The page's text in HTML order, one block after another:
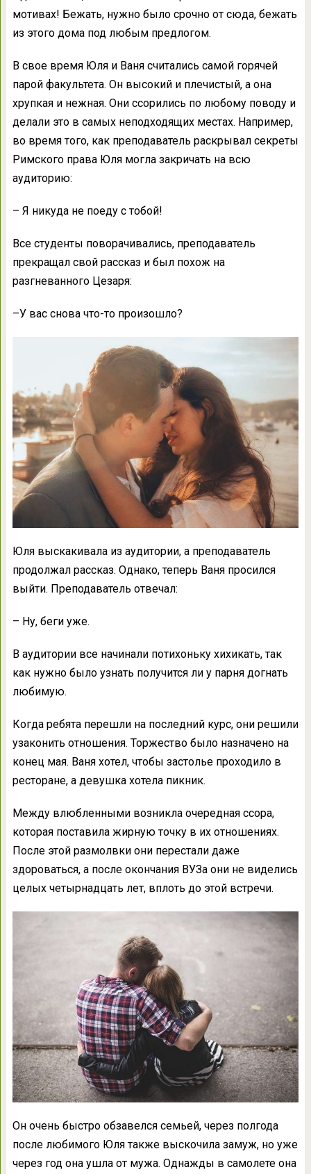
мотивах! Бежать, нужно было срочно от сюда, бежать
из этого дома под любым предлогом.
В свое время Юля и Ваня считались самой горячей
парой факультета. Он высокий и плечистый, а она
хрупкая и нежная. Они ссорились по любому поводу и
делали это в самых неподходящих местах. Например,
во время того, как преподаватель раскрывал секреты
Римского права Юля могла закричать на всю
аудиторию:
– Я никуда не поеду с тобой!
Все студенты поворачивались, преподаватель
прекращал свой рассказ и был похож на
разгневанного Цезаря:
–У вас снова что-то произошло?
Юля выскакивала из аудитории, а преподаватель
продолжал рассказ. Однако, теперь Ваня просился
выйти. Преподаватель отвечал:
– Ну, беги уже.
В аудитории все начинали потихоньку хихикать, так
как нужно было узнать получится ли у парня догнать
любимую.
Когда ребята перешли на последний курс, они решили
узаконить отношения. Торжество было назначено на
конец мая. Ваня хотел, чтобы застолье проходило в
ресторане, а девушка хотела пикник.
Между влюбленными возникла очередная ссора,
которая поставила жирную точку в их отношениях.
После этой размолвки они перестали даже
здороваться, а после окончания ВУЗа они не виделись
целых четырнадцать лет, вплоть до этой встречи.
Он очень быстро обзавелся семьей, через полгода
после любимого Юля также выскочила замуж, но уже
через год она ушла от мужа. Однажды в самолете она